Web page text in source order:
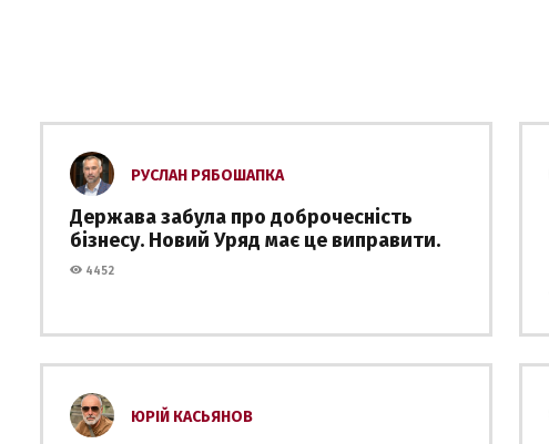
РУСЛАН РЯБОШАПКА
Держава забула про доброчесність
бізнесу. Новий Уряд має це виправити.
4452
ЮРІЙ КАСЬЯНОВ